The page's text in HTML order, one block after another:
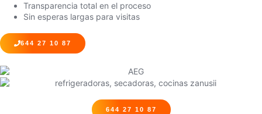
Transparencia total en el proceso
Sin esperas largas para visitas
644 27 10 87
644 27 10 87